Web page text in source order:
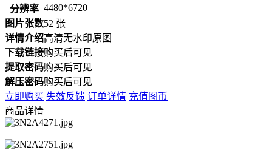
分辨率 4480*6720
图片张数52 张
详情介绍高清无水印原图
下载链接购买后可见
提取密码购买后可见
解压密码购买后可见
立即购买 失效反馈 订单详情 充值图币
商品详情